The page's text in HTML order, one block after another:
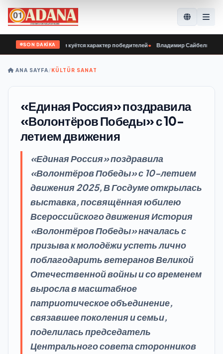
SON DAKİKA
молодёжи куётся характер победителей• Владимир Сайбель: В
ANA SAYFA/KÜLTÜR SANAT
«Единая Россия» поздравила
«Волонтёров Победы» с 10-
летием движения
«Единая Россия» поздравила
«Волонтёров Победы» с 10-летием
движения 2025, В Госдуме открылась
выставка, посвящённая юбилею
Всероссийского движения История
«Волонтёров Победы» началась с
призыва к молодёжи успеть лично
поблагодарить ветеранов Великой
Отечественной войны и со временем
выросла в масштабное
патриотическое объединение,
связавшее поколения и семьи,
поделилась председатель
Центрального совета сторонников